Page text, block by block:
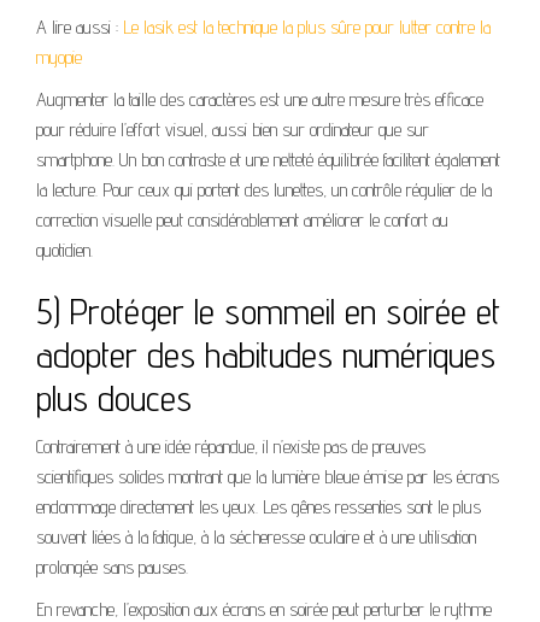
A lire aussi : Le lasik est la technique la plus sûre pour lutter contre la
myopie
Augmenter la taille des caractères est une autre mesure très efficace
pour réduire l’effort visuel, aussi bien sur ordinateur que sur
smartphone. Un bon contraste et une netteté équilibrée facilitent également
la lecture. Pour ceux qui portent des lunettes, un contrôle régulier de la
correction visuelle peut considérablement améliorer le confort au
quotidien.
5) Protéger le sommeil en soirée et
adopter des habitudes numériques
plus douces
Contrairement à une idée répandue, il n’existe pas de preuves
scientifiques solides montrant que la lumière bleue émise par les écrans
endommage directement les yeux. Les gênes ressenties sont le plus
souvent liées à la fatigue, à la sécheresse oculaire et à une utilisation
prolongée sans pauses.
En revanche, l’exposition aux écrans en soirée peut perturber le rythme